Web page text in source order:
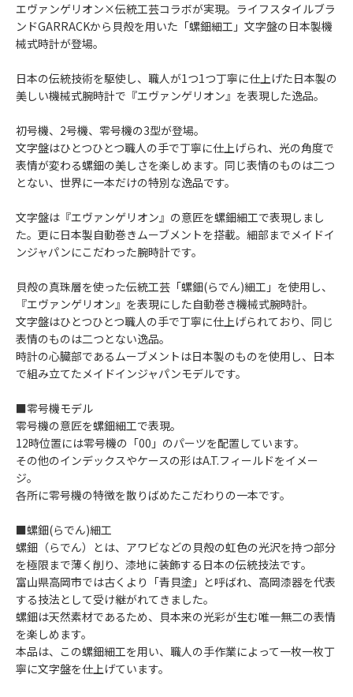
エヴァンゲリオン×伝統工芸コラボが実現。ライフスタイルブラ
ンドGARRACKから貝殻を用いた「螺鈿細工」文字盤の日本製機
械式時計が登場。
日本の伝統技術を駆使し、職人が1つ1つ丁寧に仕上げた日本製の
美しい機械式腕時計で『エヴァンゲリオン』を表現した逸品。
初号機、2号機、零号機の3型が登場。
文字盤はひとつひとつ職人の手で丁寧に仕上げられ、光の角度で
表情が変わる螺鈿の美しさを楽しめます。同じ表情のものは二つ
とない、世界に一本だけの特別な逸品です。
文字盤は『エヴァンゲリオン』の意匠を螺鈿細工で表現しまし
た。更に日本製自動巻きムーブメントを搭載。細部までメイドイ
ンジャパンにこだわった腕時計です。
貝殻の真珠層を使った伝統工芸「螺鈿(らでん)細工」を使用し、
『エヴァンゲリオン』を表現にした自動巻き機械式腕時計。
文字盤はひとつひとつ職人の手で丁寧に仕上げられており、同じ
表情のものは二つとない逸品。
時計の心臓部であるムーブメントは日本製のものを使用し、日本
で組み立てたメイドインジャパンモデルです。
■零号機モデル
零号機の意匠を螺鈿細工で表現。
12時位置には零号機の「00」のパーツを配置しています。
その他のインデックスやケースの形はA.T.フィールドをイメー
ジ。
各所に零号機の特徴を散りばめたこだわりの一本です。
■螺鈿(らでん)細工
螺鈿（らでん）とは、アワビなどの貝殻の虹色の光沢を持つ部分
を極限まで薄く削り、漆地に装飾する日本の伝統技法です。
富山県高岡市では古くより「青貝塗」と呼ばれ、高岡漆器を代表
する技法として受け継がれてきました。
螺鈿は天然素材であるため、貝本来の光彩が生む唯一無二の表情
を楽しめます。
本品は、この螺鈿細工を用い、職人の手作業によって一枚一枚丁
寧に文字盤を仕上げています。